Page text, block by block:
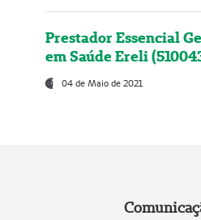
Prestador Essencial
em Saúde Ereli
04 de Maio de 2021